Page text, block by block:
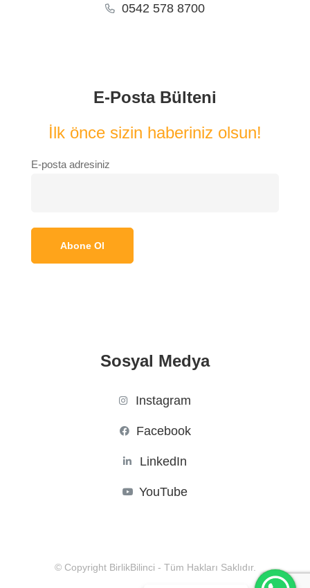
0542 578 8700
E-Posta Bülteni
İlk önce sizin haberiniz olsun!
E-posta adresiniz
Sosyal Medya
Instagram
Facebook
LinkedIn
YouTube
© Copyright BirlikBilinci - Tüm Hakları Saklıdır.